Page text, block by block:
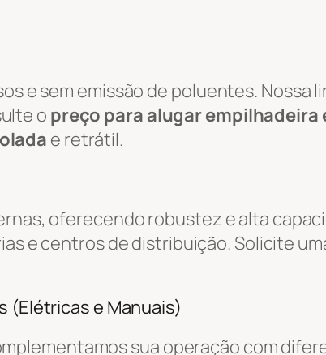
e sem emissão de poluentes. Nossa
o preço para alugar empilhadeira
e retrátil.
oferecendo robustez e alta
e centros de distribuição. Solicite
(Elétricas e Manuais)
sua operação com